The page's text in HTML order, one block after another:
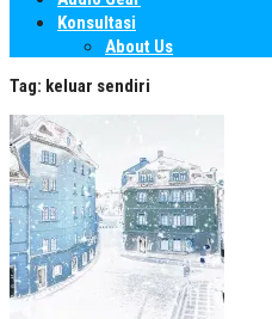
Konsultasi
About Us
Tag: keluar sendiri